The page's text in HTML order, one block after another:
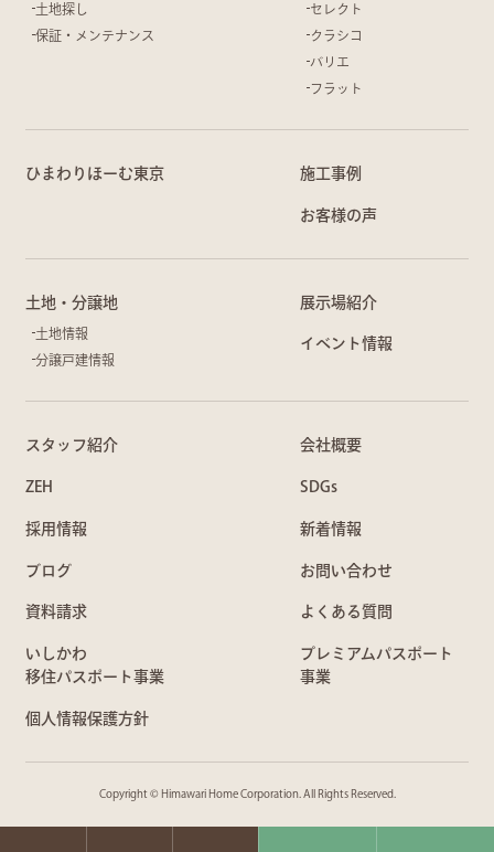
土地探し
保証・メンテナンス
セレクト
クラシコ
バリエ
フラット
ひまわりほーむ東京 施工事例
お客様の声
土地・分譲地
土地情報
分譲戸建情報
展示場紹介
イベント情報
スタッフ紹介 会社概要
ZEH SDGs
採用情報 新着情報
ブログ お問い合わせ
資料請求 よくある質問
いしかわ
移住パスポート事業
プレミアムパスポート
事業
個人情報保護方針
Copyright © Himawari Home Corporation. All Rights Reserved.